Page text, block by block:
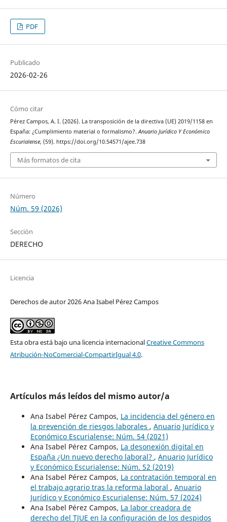
PDF
Publicado
2026-02-26
Cómo citar
Pérez Campos, A. I. (2026). La transposición de la directiva (UE) 2019/1158 en
España: ¿Cumplimiento material o formalismo?.Anuario Jurídico Y Económico
Escurialense, (59). https://doi.org/10.54571/ajee.738
Más formatos de cita
Número
Núm. 59 (2026)
Sección
DERECHO
Licencia
Derechos de autor 2026 Ana Isabel Pérez Campos
Esta obra está bajo una licencia internacionalCreative Commons
Atribución-NoComercial-CompartirIgual 4.0.
Artículos más leídos del mismo autor/a
Ana Isabel Pérez Campos, La incidencia del género en
la prevención de riesgos laborales , Anuario Jurídico y
Económico Escurialense: Núm. 54 (2021)
Ana Isabel Pérez Campos, La desonexión digital en
España ¿Un nuevo derecho laboral? , Anuario Jurídico
y Económico Escurialense: Núm. 52 (2019)
Ana Isabel Pérez Campos, La contratación temporal en
el trabajo agrario tras la reforma laboral , Anuario
Jurídico y Económico Escurialense: Núm. 57 (2024)
Ana Isabel Pérez Campos, La labor creadora de
derecho del TJUE en la configuración de los despidos